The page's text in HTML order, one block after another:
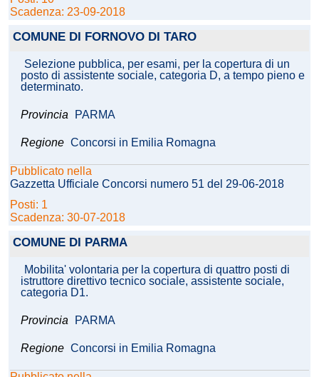
Scadenza: 23-09-2018
COMUNE DI FORNOVO DI TARO
Selezione pubblica, per esami, per la copertura di un
posto di assistente sociale, categoria D, a tempo pieno e
determinato.
Provincia PARMA
Regione Concorsi in Emilia Romagna
Pubblicato nella
Gazzetta Ufficiale Concorsi numero 51 del 29-06-2018
Posti: 1
Scadenza: 30-07-2018
COMUNE DI PARMA
Mobilita' volontaria per la copertura di quattro posti di
istruttore direttivo tecnico sociale, assistente sociale,
categoria D1.
Provincia PARMA
Regione Concorsi in Emilia Romagna